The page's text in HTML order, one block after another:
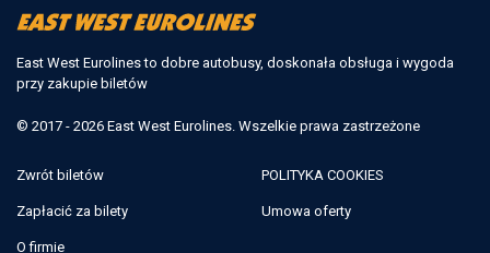
East West Eurolines to dobre autobusy, doskonała obsługa i wygoda
przy zakupie biletów
© 2017 - 2026 East West Eurolines. Wszelkie prawa zastrzeżone
Zwrót biletów
Zapłacić za bilety
O firmie
POLITYKA COOKIES
Umowa oferty